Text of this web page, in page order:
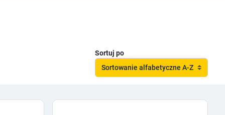
Sortuj po
Sortowanie alfabetyczne A-Z